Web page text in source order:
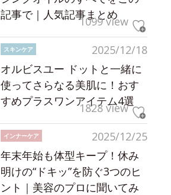
記事で｜人気記事まとめ
1099 view
2025/12/18
スキンケア
オルビスユー ドットと一緒に
使ってさらなる美肌に！おす
すめプラスワンアイテム4選
1828 view
2025/12/25
インナーケア
年末年始も体型キープ！休み
明けの“ドキッ”を防ぐ3つのヒ
ント｜美容のプロに聞いてみ